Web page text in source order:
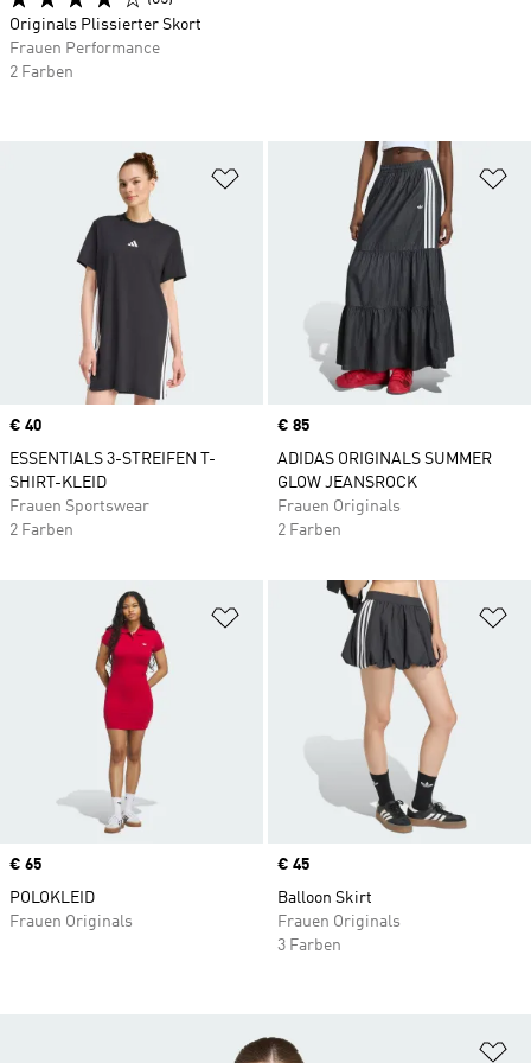
Zur Wunschliste hinzufügen
Price
€ 40
ESSENTIALS 3-STREIFEN T-
SHIRT-KLEID
Frauen Sportswear
2 Farben
Price
€ 85
ADIDAS ORIGINALS SUMMER
GLOW JEANSROCK
Frauen Originals
2 Farben
Zur Wunschliste hinzufügen
Price
€ 65
POLOKLEID
Frauen Originals
Price
€ 45
Balloon Skirt
Frauen Originals
3 Farben
Originals Plissierter Skort
Frauen Performance
2 Farben